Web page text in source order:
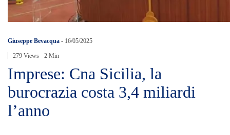
Giuseppe Bevacqua - 16/05/2025
279 Views 2 Min
Imprese: Cna Sicilia, la
burocrazia costa 3,4 miliardi
l’anno